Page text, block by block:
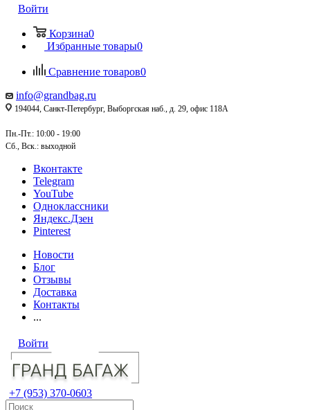
Войти
Корзина0
Избранные товары0
Сравнение товаров0
info@grandbag.ru
194044, Санкт-Петербург, Выборгская наб., д. 29, офис 118А
Пн.-Пт.: 10:00 - 19:00
Сб., Вск.: выходной
Вконтакте
Telegram
YouTube
Одноклассники
Яндекс.Дзен
Pinterest
Новости
Блог
Отзывы
Доставка
Контакты
...
Войти
+7 (953) 370-0603